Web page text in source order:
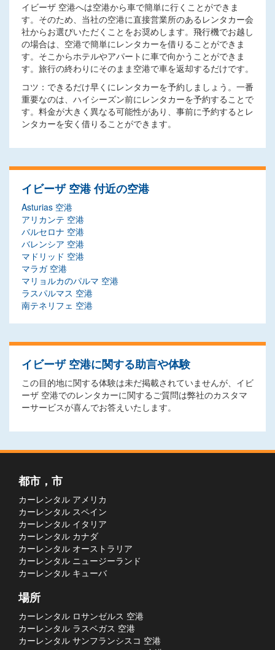
イビーザ 空港へは空港から車で簡単に行くことができま
す。そのため、当社の空港に直接営業所のあるレンタカー会
社からお選びいただくことをお奨めします。飛行機でお越し
の場合は、空港で簡単にレンタカーを借りることができま
す。そこからホテルやアパートに車で向かうことができま
す。旅行の終わりにそのまま空港で車を返却するだけです。
コツ：できるだけ早くにレンタカーを予約しましょう。一番
重要なのは、ハイシーズン前にレンタカーを予約することで
す。料金が大きく異なる可能性があり、事前に予約するとレ
ンタカーを安く借りることができます。
イビーザ 空港 付近の空港
Asturias 空港
アリカンテ 空港
バルセロナ 空港
バレンシア 空港
マドリッド 空港
マラガ 空港
マリョルカのパルマ 空港
ラスパルマス 空港
南テネリフェ 空港
イビーザ 空港に関する助言や体験
この目的地に関する体験は未だ掲載されていませんが、イビ
ーザ 空港でのレンタカーに関するご質問は弊社のカスタマ
ーサービスが喜んでお答えいたします。
都市，市
カーレンタル アメリカ
カーレンタル スペイン
カーレンタル イタリア
カーレンタル カナダ
カーレンタル オーストラリア
カーレンタル ニュージーランド
カーレンタル キューバ
場所
カーレンタル ロサンゼルス 空港
カーレンタル ラスベガス 空港
カーレンタル サンフランシスコ 空港